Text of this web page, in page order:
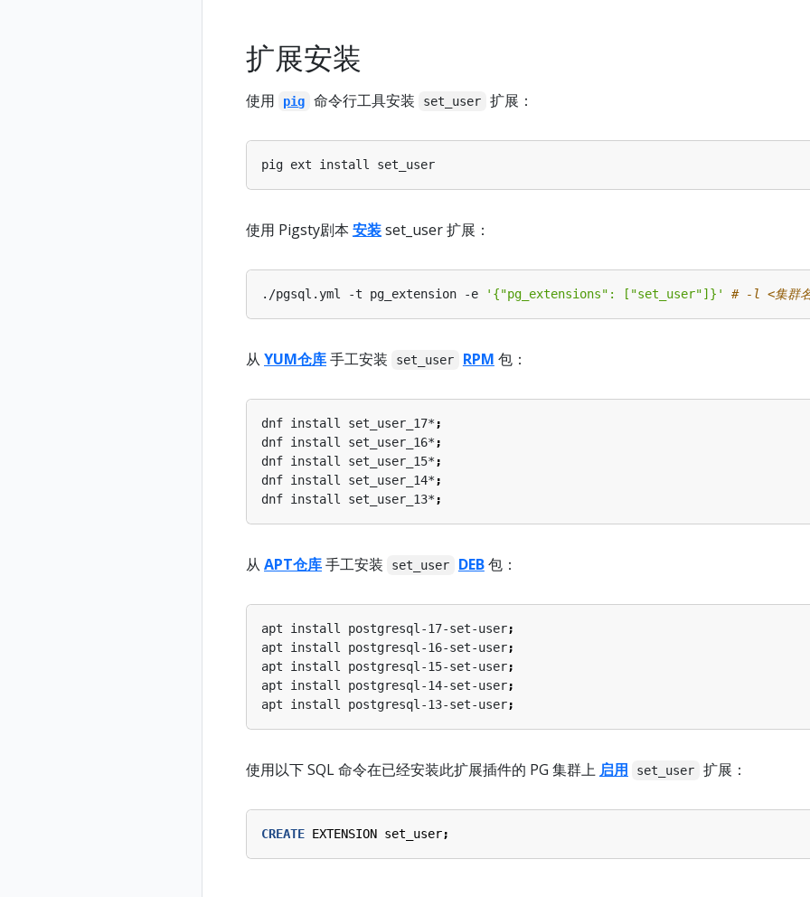
扩展安装
使用 pig 命令行工具安装 set_user 扩展：
使用 Pigsty剧本 安装set_user 扩展：
./pgsql.yml -t pg_extension -e '{"pg_extensions": ["set_user"]}' # -l <集群
从 YUM仓库手工安装 set_user RPM 包：
dnf install set_user_17*;
dnf install set_user_16*;
dnf install set_user_15*;
dnf install set_user_14*;
dnf install set_user_13*;
从 APT仓库手工安装 set_user DEB包：
apt install postgresql-17-set-user;
apt install postgresql-16-set-user;
apt install postgresql-15-set-user;
apt install postgresql-14-set-user;
apt install postgresql-13-set-user;
使用以下 SQL 命令在已经安装此扩展插件的 PG 集群上 启用 set_user 扩展：
CREATE EXTENSION set_user;